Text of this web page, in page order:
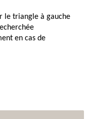
le triangle à gauche
en cas de